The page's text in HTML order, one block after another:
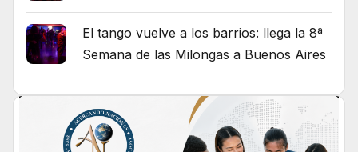
El tango vuelve a los barrios: llega la 8ª
Semana de las Milongas a Buenos Aires